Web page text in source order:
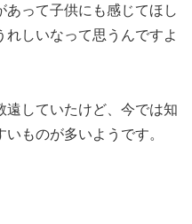
あって子供にも感じてほし
しいなって思うんですよ
遠していたけど、今では知
ものが多いようです。